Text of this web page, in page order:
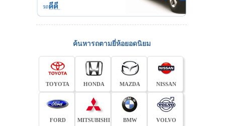
ค้นหารถตามยี่ห้อยอดนิยม
TOYOTA HONDA MAZDA NISSAN
FORD MITSUBISHI BMW VOLVO